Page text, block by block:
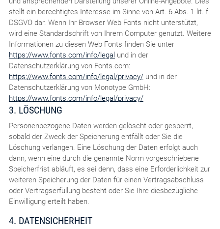
stellt ein berechtigtes Interesse im Sinne von Art. 6 Abs. 1 lit. f
DSGVO dar. Wenn Ihr Browser Web Fonts nicht unterstützt,
wird eine Standardschrift von Ihrem Computer genutzt. Weitere
Informationen zu diesen Web Fonts finden Sie unter
https://www.fonts.com/info/legal und in der
Datenschutzerklärung von Fonts.com:
https://www.fonts.com/info/legal/privacy/und in der
Datenschutzerklärung von Monotype GmbH:
https://www.fonts.com/info/legal/privacy/
3. LÖSCHUNG
Personenbezogene Daten werden gelöscht oder gesperrt,
sobald der Zweck der Speicherung entfällt oder Sie die
Löschung verlangen. Eine Löschung der Daten erfolgt auch
dann, wenn eine durch die genannte Norm vorgeschriebene
Speicherfrist abläuft, es sei denn, dass eine Erforderlichkeit zur
weiteren Speicherung der Daten für einen Vertragsabschluss
oder Vertragserfüllung besteht oder Sie Ihre diesbezügliche
Einwilligung erteilt haben.
4. DATENSICHERHEIT